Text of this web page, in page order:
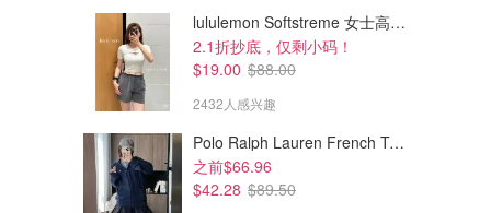
lululemon Softstreme 女士高腰短裤 10cm
2.1折抄底，仅剩小码！
$19.00 $88.00
2432人感兴趣
Polo Ralph Lauren French Terry 女童连帽卫衣 7-16码
之前$66.96
$42.28 $89.50